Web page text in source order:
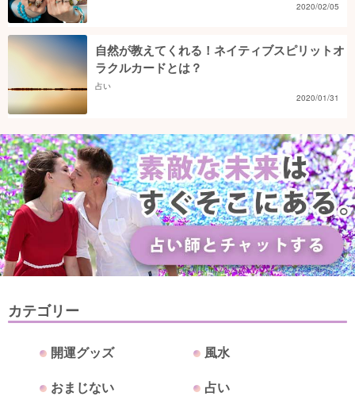
2020/02/05
自然が教えてくれる！ネイティブスピリットオ
ラクルカードとは？
占い
2020/01/31
カテゴリー
開運グッズ
風水
おまじない
占い